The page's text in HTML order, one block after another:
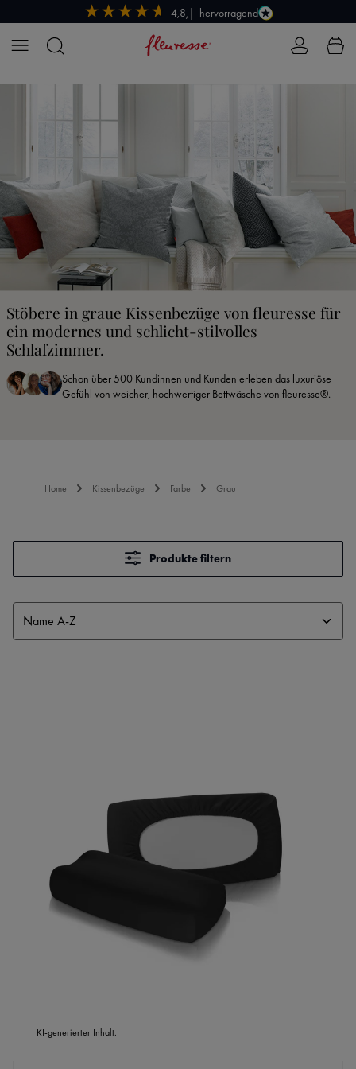
Zum Hauptinhalt springen hervorragend
4,8/5
Stöbere in graue Kissenbezüge von fleuresse für
ein modernes und schlicht-stilvolles
Schlafzimmer.
Schon über 500 Kundinnen und Kunden erleben das luxuriöse
Gefühl von weicher, hochwertiger Bettwäsche von fleuresse®.
Home Kissenbezüge Farbe Grau
Produkte filtern
KI-generierter Inhalt.